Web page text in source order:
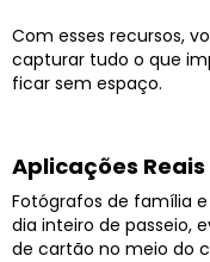
Com esses recursos,
capturar tudo o que
ficar sem espaço.
Aplicações
Fotógrafos de família
dia inteiro de passeio,
de cartão no meio do